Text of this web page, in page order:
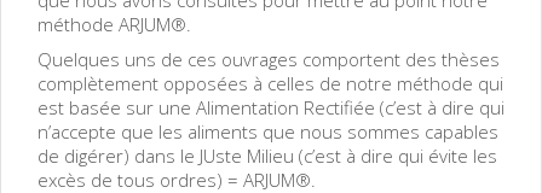
méthode ARJUM®.
Quelques uns de ces ouvrages comportent des thèses
complètement opposées à celles de notre méthode qui
est basée sur une Alimentation Rectifiée (c’est à dire qui
n’accepte que les aliments que nous sommes capables
de digérer) dans le JUste Milieu (c’est à dire qui évite les
excès de tous ordres) = ARJUM®.